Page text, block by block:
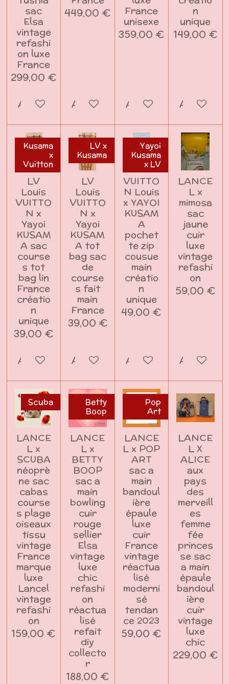
sac
Elsa
vintage
refashi
on luxe
France
299,00 €
Ajouter au panier
449,00 €
Ajouter au panier
France
unisexe
359,00 €
Ajouter au panier
n
unique
149,00 €
Ajouter
Kusama
x
Vuitton
LV
Louis
VUITTO
N x
Yayoi
KUSAM
A sac
course
s tot
bag lin
France
créatio
n
unique
39,00 €
Ajouter au panier
LV x
Kusama
LV
Louis
VUITTO
N x
Yayoi
KUSAM
A tot
bag sac
de
course
s fait
main
France
39,00 €
Ajouter au panier
Yayoi
Kusama
x LV
VUITTO
N Louis
x YAYOI
KUSAM
A
pochet
te zip
cousue
main
créatio
n
unique
49,00 €
Ajouter au panier
LANCE
L x
mimosa
sac
jaune
cuir
luxe
vintage
refashi
on
59,00 €
Ajouter
Scuba
LANCE
L x
SCUBA
néoprè
ne sac
cabas
course
s plage
oiseaux
tissu
vintage
France
marque
luxe
Lancel
vintage
refashi
on
159,00 €
Betty
Boop
LANCE
L x
BETTY
BOOP
sac a
main
bowling
cuir
rouge
sellier
Elsa
vintage
luxe
chic
refashi
on
réactua
lisé
refait
diy
collecto
r
188,00 €
Pop
Art
LANCE
L x POP
ART
sac a
main
bandoul
ière
épaule
luxe
cuir
France
vintage
réactua
lisé
moderni
sé
tendan
ce 2023
59,00 €
LANCE
L X
ALICE
aux
pays
des
merveill
es
femme
fée
princes
se sac
a main
épaule
bandoul
ière
cuir
vintage
luxe
chic
229,00 €